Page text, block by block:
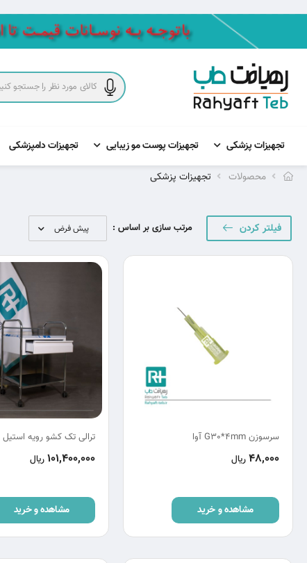
تجهیزات پزشکی تجهیزات پوست مو زیبایی تجهیزات دامپزشکی
محصولات تجهیزات پزشکی
فیلتر کردن مرتب سازی بر اساس :
سرسوزن G30*4mm آوا
48,000 ریال
مشاهده و خرید
ترالی تک کشو رویه استیل TR101
101,400,000 ریال
مشاهده و خرید